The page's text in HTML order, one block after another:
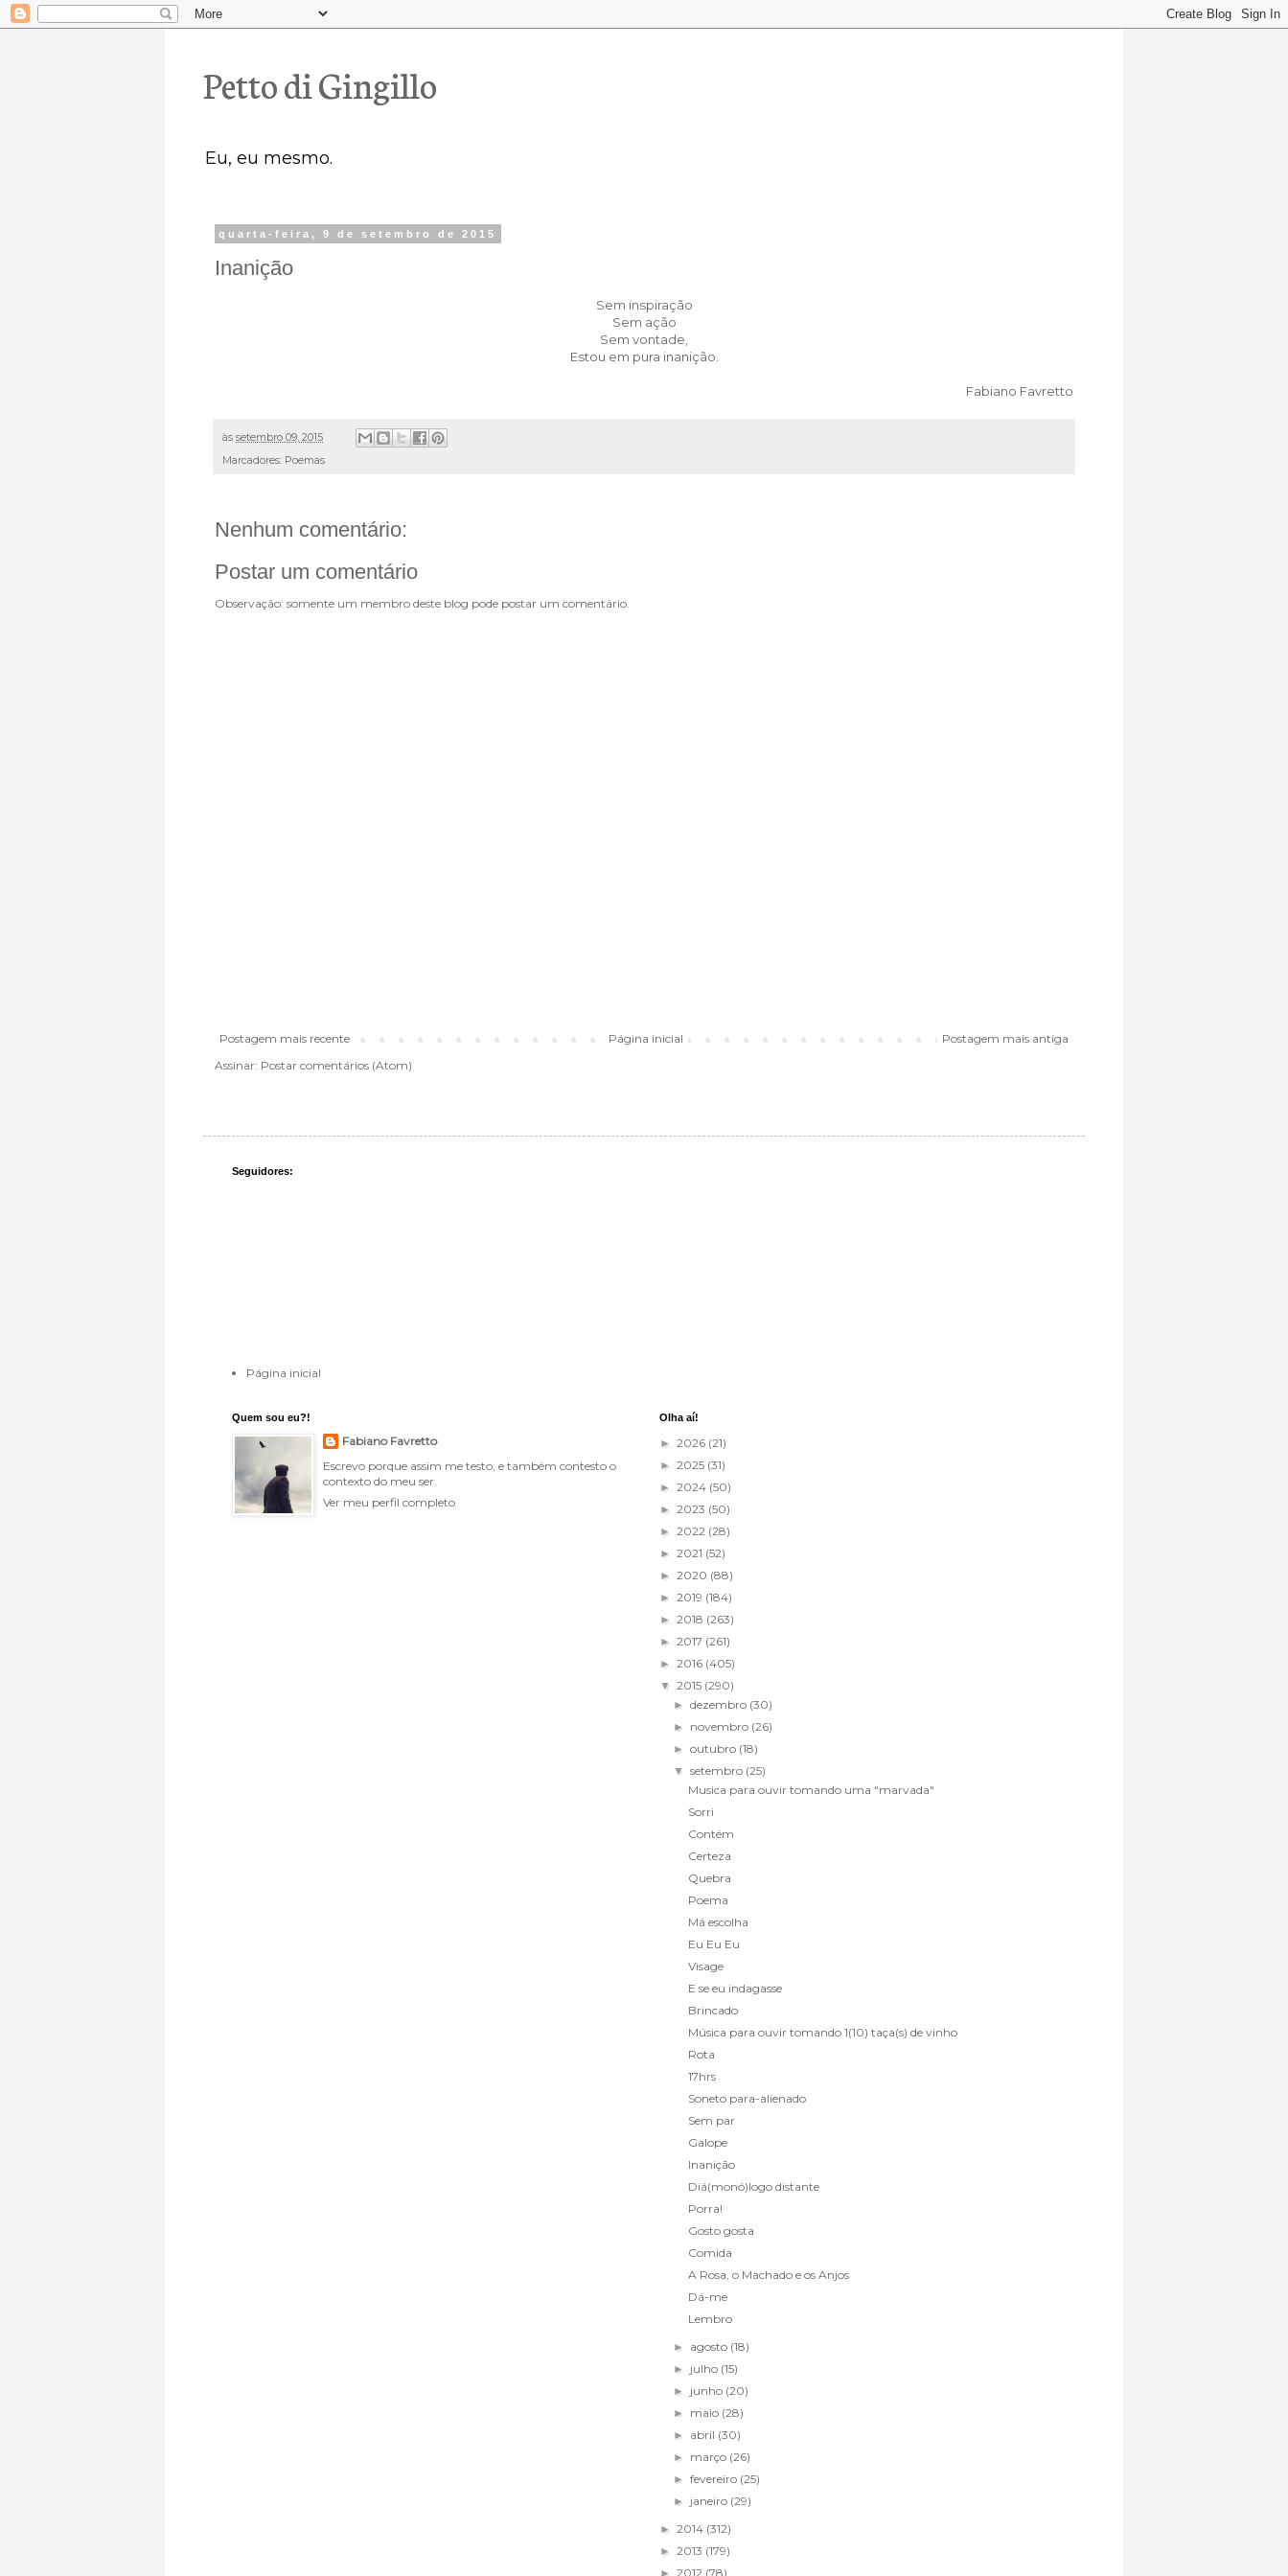
Petto di Gingillo
Eu, eu mesmo.
quarta-feira, 9 de setembro de 2015
Inanição
Sem inspiração
Sem ação
Sem vontade,
Estou em pura inanição.
Fabiano Favretto
às setembro 09, 2015
Marcadores: Poemas
Nenhum comentário:
Postar um comentário
Observação: somente um membro deste blog pode postar um comentário.
Postagem mais recente Postagem mais antiga
Página inicial
Assinar: Postar comentários (Atom)
Seguidores:
Página inicial
Quem sou eu?!
Fabiano Favretto
Escrevo porque assim me testo, e também contesto o
contexto do meu ser.
Ver meu perfil completo
Olha aí!
► 2026 (21)
► 2025 (31)
► 2024 (50)
► 2023 (50)
► 2022 (28)
► 2021 (52)
► 2020 (88)
► 2019 (184)
► 2018 (263)
► 2017 (261)
► 2016 (405)
▼ 2015 (290)
►dezembro (30)
► novembro (26)
►outubro (18)
▼setembro (25)
Musica para ouvir tomando uma "marvada"
Sorri
Contém
Certeza
Quebra
Poema
Má escolha
Eu Eu Eu
Visage
E se eu indagasse
Brincado
Música para ouvir tomando 1(10) taça(s) de vinho
Rota
17hrs
Soneto para-alienado
Sem par
Galope
Inanição
Diá(monó)logo distante
Porra!
Gosto gosta
Comida
A Rosa, o Machado e os Anjos
Dá-me
Lembro
► agosto (18)
► julho (15)
► junho (20)
► maio (28)
► abril (30)
► março (26)
►fevereiro (25)
► janeiro (29)
► 2014 (312)
► 2013 (179)
► 2012 (78)